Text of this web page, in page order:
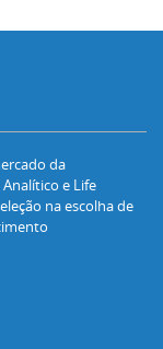
da
e Life
na escolha de